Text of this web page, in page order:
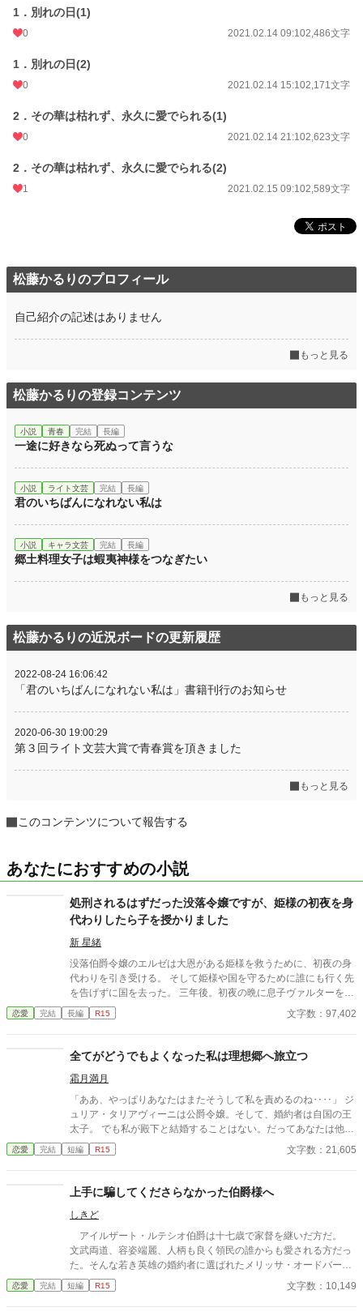
1．別れの日(1)
0 2021.02.14 09:102,486文字
1．別れの日(2)
0 2021.02.14 15:102,171文字
2．その華は枯れず、永久に愛でられる(1)
0 2021.02.14 21:102,623文字
2．その華は枯れず、永久に愛でられる(2)
1 2021.02.15 09:102,589文字
松藤かるりのプロフィール
自己紹介の記述はありません
もっと見る
松藤かるりの登録コンテンツ
小説 青春 完結 長編
一途に好きなら死ぬって言うな
小説 ライト文芸 完結 長編
君のいちばんになれない私は
小説 キャラ文芸 完結 長編
郷土料理女子は蝦夷神様をつなぎたい
もっと見る
松藤かるりの近況ボードの更新履歴
2022-08-24 16:06:42
「君のいちばんになれない私は」書籍刊行のお知らせ
2020-06-30 19:00:29
第３回ライト文芸大賞で青春賞を頂きました
もっと見る
このコンテンツについて報告する
あなたにおすすめの小説
処刑されるはずだった没落令嬢ですが、姫様の初夜を身
代わりしたら子を授かりました
新 星緒
没落伯爵令嬢のエルゼは大恩がある姫様を救うために、初夜の身
代わりを引き受ける。 そして姫様や国を守るために誰にも行く先
を告げずに国を去った。 三年後。初夜の晩に息子ヴァルターを授
かっていたエルゼは、ひっそりと暮らしていた。ところが元婚約
者に拉致られて、あわやというところに初夜の相手であるハイン
「初夜の相手が君だと最初からわかっていたが？」 ――身代わり
初夜から始まる、純愛溺愛執着愛のお話！
恋愛 完結 長編 R15 文字数：97,402
全てがどうでもよくなった私は理想郷へ旅立つ
霜月満月
「ああ、やっぱりあなたはまたそうして私を責めるのね‥‥」 ジ
ュリア・タリアヴィーニは公爵令嬢。そして、婚約者は自国の王
太子。 でも私が殿下と結婚することはない。だってあなたは他の
人を選んだのだもの。『前』と変わらず━━ これはとある能力を
持つ一族に産まれた令嬢と自身に掛けられた封印に縛られる王太
ジュリアの婚約披露の時のイメージです。
恋愛 完結 短編 R15 文字数：21,605
上手に騙してくださらなかった伯爵様へ
しきど
アイルザート・ルテシオ伯爵は十七歳で家督を継いだ方だ。
文武両道、容姿端麗、人柄も良く領民の誰からも愛される方だっ
た。そんな若き英雄の婚約者に選ばれたメリッサ・オードバーン
子爵令嬢は、自身を果報者と信じて疑っていなかった。 彼が屋
敷のメイドと関係を持っていると知る事になる、その時までは。
恋愛 完結 短編 R15 文字数：10,149